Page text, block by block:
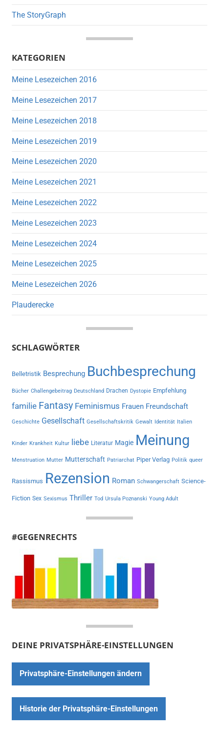
The StoryGraph
KATEGORIEN
Meine Lesezeichen 2016
Meine Lesezeichen 2017
Meine Lesezeichen 2018
Meine Lesezeichen 2019
Meine Lesezeichen 2020
Meine Lesezeichen 2021
Meine Lesezeichen 2022
Meine Lesezeichen 2023
Meine Lesezeichen 2024
Meine Lesezeichen 2025
Meine Lesezeichen 2026
Plauderecke
SCHLAGWÖRTER
Belletristik Besprechung Buchbesprechung
Bücher Challengebeitrag Deutschland Drachen Dystopie Empfehlung
familie Fantasy Feminismus Frauen Freundschaft
Geschichte Gesellschaft Gesellschaftskritik Gewalt Identität Italien
Kinder Krankheit Kultur liebe Literatur Magie Meinung
Menstruation Mutter Mutterschaft Patriarchat Piper Verlag Politik queer
Rassismus Rezension Roman Schwangerschaft Science-
Fiction Sex Sexismus Thriller Tod Ursula Poznanski Young Adult
#GEGENRECHTS
DEINE PRIVATSPHÄRE-EINSTELLUNGEN
Privatsphäre-Einstellungen ändern
Historie der Privatsphäre-Einstellungen